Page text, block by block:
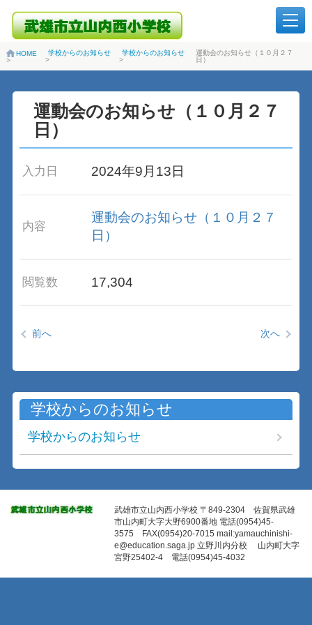
HOME
>
学校からのお知らせ
>
学校からのお知らせ
>
運動会のお知らせ（１０月２７
日）
運動会のお知らせ（１０月２７
日）
入力日 2024年9月13日
内容
運動会のお知らせ（１０月２７
日）
閲覧数 17,304
前へ 次へ
学校からのお知らせ
学校からのお知らせ
武雄市立山内西小学校 〒849-2304 佐賀県武雄
市山内町大字大野6900番地 電話(0954)45-
3575 FAX(0954)20-7015 mail:yamauchinishi-
e@education.saga.jp 立野川内分校 山内町大字
宮野25402-4 電話(0954)45-4032